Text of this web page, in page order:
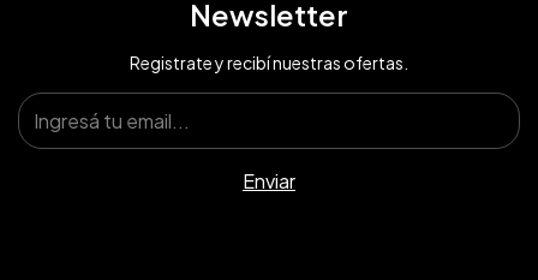
Newsletter
Registrate y recibí nuestras ofertas.